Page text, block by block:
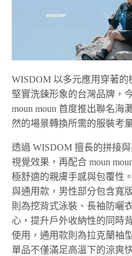
WISDOM 以多元應用穿著
堅實洗鍊形象的台灣品牌，
moun moun 首度推出聯名海
然的場景轉換所需的服裝考
透過 WISDOM 擅長的拼接
視覺效果，再配合 moun
極舒適的親膚手感與包覆性
與通用款，男性部分包含寬
則為挖背式泳裝、長袖防曬
心，提升戶外收納性的同時
使用，通用款則為拉克蘭袖
單品不僅滿足高溫下的涼爽